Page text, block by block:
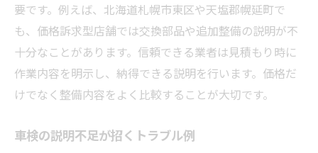
要です。例えば、北海道札幌市東区や天塩郡幌延町で
も、価格訴求型店舗では交換部品や追加整備の説明が不
十分なことがあります。信頼できる業者は見積もり時に
作業内容を明示し、納得できる説明を行います。価格だ
けでなく整備内容をよく比較することが大切です。
車検の説明不足が招くトラブル例